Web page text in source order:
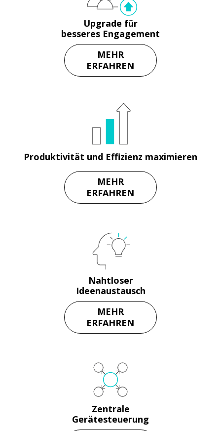
Upgrade für
besseres Engagement
MEHR
ERFAHREN
Produktivität und Effizienz maximieren
MEHR
ERFAHREN
Nahtloser
Ideenaustausch
MEHR
ERFAHREN
Zentrale
Gerätesteuerung